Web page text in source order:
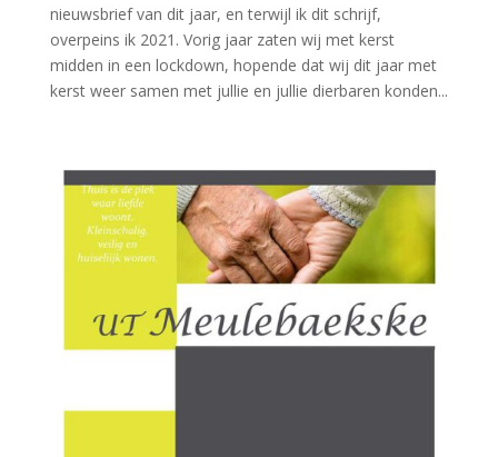
nieuwsbrief van dit jaar, en terwijl ik dit schrijf,
overpeins ik 2021. Vorig jaar zaten wij met kerst
midden in een lockdown, hopende dat wij dit jaar met
kerst weer samen met jullie en jullie dierbaren konden...